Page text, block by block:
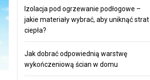
Izolacja pod ogrzewanie podłogowe –
jakie materiały wybrać, aby uniknąć strat
ciepła?
Jak dobrać odpowiednią warstwę
wykończeniową ścian w domu